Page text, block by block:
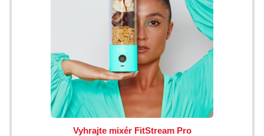
Vyhrajte mixér FitStream Pro